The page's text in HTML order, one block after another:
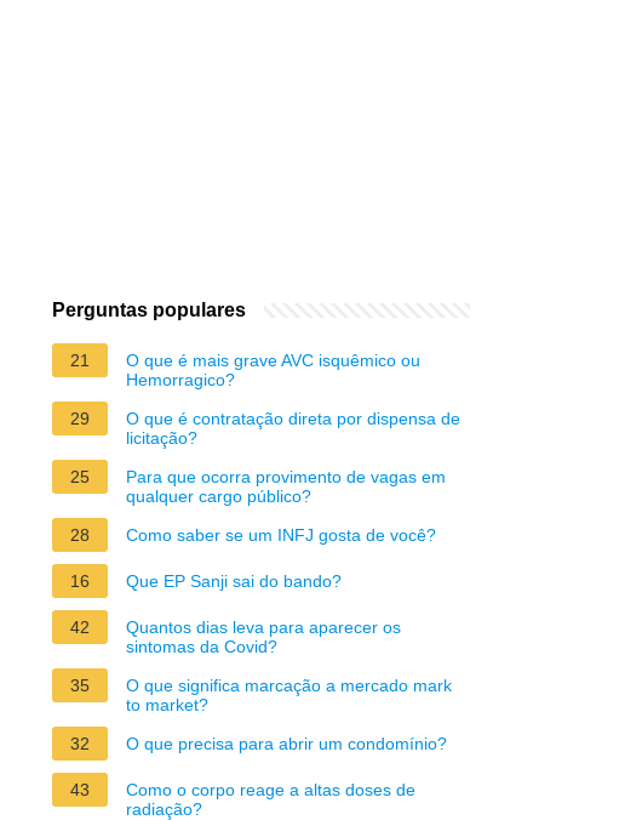
Perguntas populares
21
O que é mais grave AVC isquêmico ou
Hemorragico?
29
O que é contratação direta por dispensa de
licitação?
25
Para que ocorra provimento de vagas em
qualquer cargo público?
28
Como saber se um INFJ gosta de você?
16 Que EP Sanji sai do bando?
42
Quantos dias leva para aparecer os
sintomas da Covid?
35
O que significa marcação a mercado mark
to market?
32
O que precisa para abrir um condomínio?
43
Como o corpo reage a altas doses de
radiação?